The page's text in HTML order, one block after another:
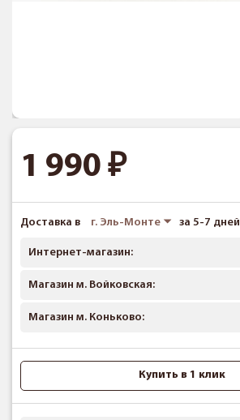
1 990
Доставка в г. Эль-Монте за 5-7 дней
Интернет-магазин:
Магазин м. Войковская:
Магазин м. Коньково:
Купить в 1 клик